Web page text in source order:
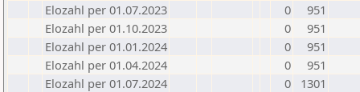
Elozahl per 01.07.2023
0
951
Elozahl per 01.10.2023
0
951
Elozahl per 01.01.2024
0
951
Elozahl per 01.04.2024
0
951
Elozahl per 01.07.2024
0
1301